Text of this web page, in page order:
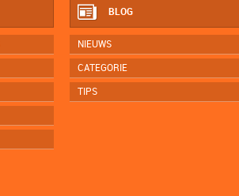
BLOG
NIEUWS
CATEGORIE
TIPS